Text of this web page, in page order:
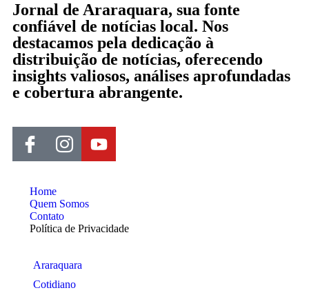
Jornal de Araraquara, sua fonte
confiável de notícias local. Nos
destacamos pela dedicação à
distribuição de notícias, oferecendo
insights valiosos, análises aprofundadas
e cobertura abrangente.
Home
Quem Somos
Contato
Política de Privacidade
Araraquara
Cotidiano